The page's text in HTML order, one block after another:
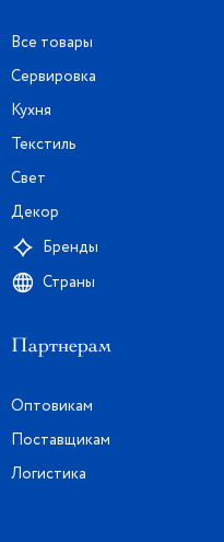
Все товары
Сервировка
Кухня
Текстиль
Свет
Декор
Бренды
Страны
Партнерам
Оптовикам
Поставщикам
Логистика